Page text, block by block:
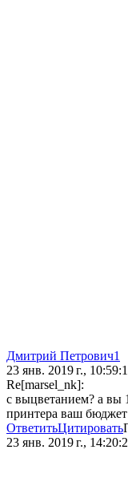
Дмитрий Петрович1
23 янв. 2019 г.,
Re[marsel_nk]:
с выцветанием? а вы
принтера ваш
ОтветитьЦитировать
23 янв. 2019 г.,